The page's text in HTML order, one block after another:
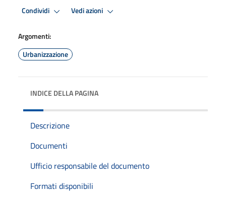
Condividi Vedi azioni
Argomenti:
Urbanizzazione
INDICE DELLA PAGINA
Descrizione
Documenti
Ufficio responsabile del documento
Formati disponibili